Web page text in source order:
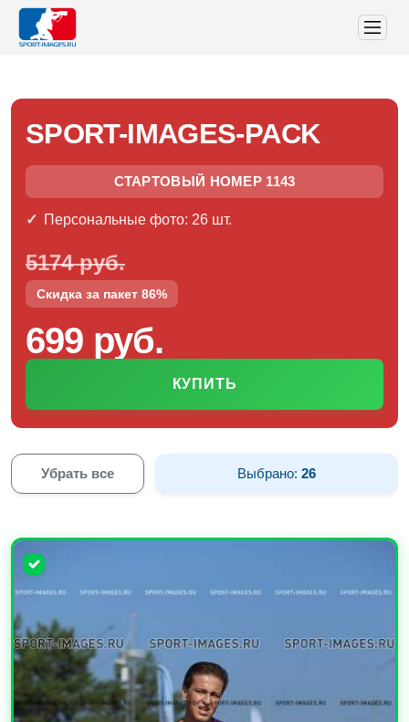
SPORT-IMAGES-PACK
СТАРТОВЫЙ НОМЕР 1143
Персональные фото: 26 шт.
5174 руб.
Скидка за пакет 86%
699 руб.
КУПИТЬ
Убрать все Выбрано:26